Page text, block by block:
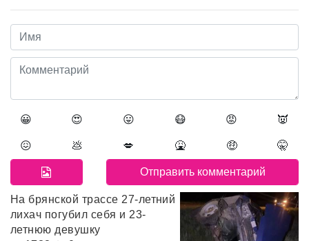
😀 😍 😛 😷 😡 👿
😖 💩 💋 🤮 🤑 🤫
На брянской трассе 27-летний
лихач погубил себя и 23-
летнюю девушку